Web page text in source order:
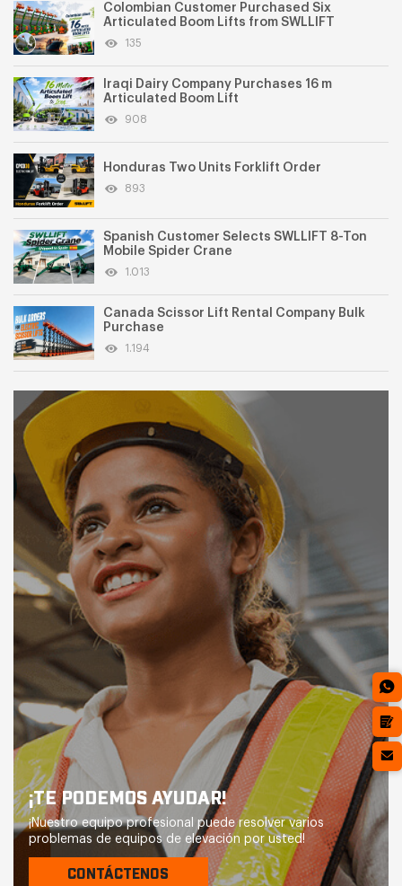
Colombian Customer Purchased Six
Articulated Boom Lifts from SWLLIFT
135
Iraqi Dairy Company Purchases 16 m
Articulated Boom Lift
908
Honduras Two Units Forklift Order
893
Spanish Customer Selects SWLLIFT 8-Ton
Mobile Spider Crane
1.013
Canada Scissor Lift Rental Company Bulk
Purchase
1.194
¡TE PODEMOS AYUDAR!
¡Nuestro equipo profesional puede resolver varios
problemas de equipos de elevación por usted!
CONTÁCTENOS